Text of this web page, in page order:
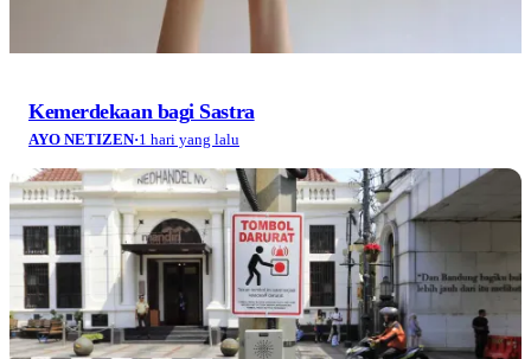
Kemerdekaan bagi Sastra
AYO NETIZEN·1 hari yang lalu